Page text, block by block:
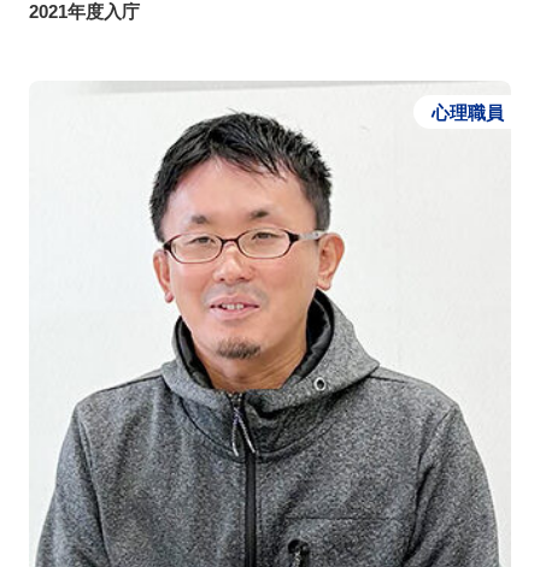
2021年度入庁
心理職員